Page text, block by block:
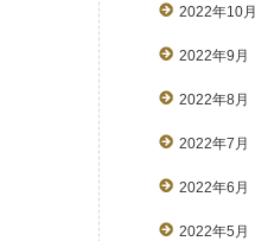
2022年10月
2022年9月
2022年8月
2022年7月
2022年6月
2022年5月